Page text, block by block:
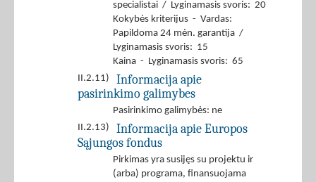
specialistai / Lyginamasis svoris: 20
Kokybės kriterijus - Vardas:
Papildoma 24 mėn. garantija /
Lyginamasis svoris: 15
Kaina - Lyginamasis svoris: 65
II.2.11)
Informacija apie
pasirinkimo galimybes
Pasirinkimo galimybės: ne
II.2.13)
Informacija apie Europos
Sąjungos fondus
Pirkimas yra susijęs su projektu ir
(arba) programa, finansuojama